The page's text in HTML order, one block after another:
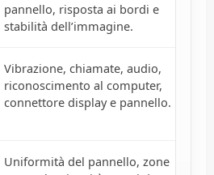
pannello, risposta ai bordi e
stabilità dell’immagine.
Vibrazione, chiamate, audio,
riconoscimento al computer,
connettore display e pannello.
Uniformità del pannello, zone